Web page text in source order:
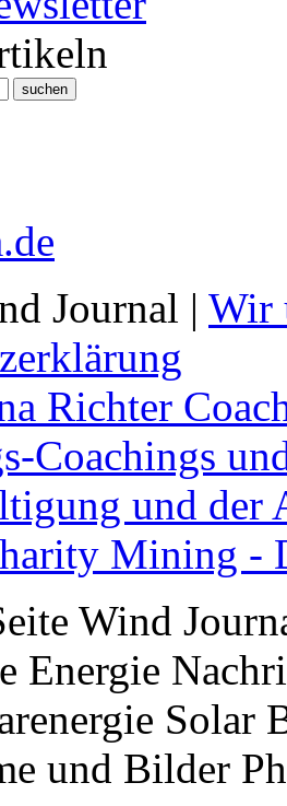
Journal | Wir
Richter
Coachings
und
Mining -
Wind
Energie
Solar
und Bilder